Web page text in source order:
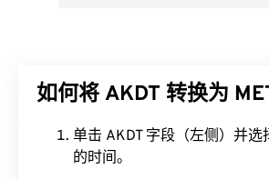
如何将 AKDT 转换为
单击 AKDT 字段（左侧）并选
的时间。